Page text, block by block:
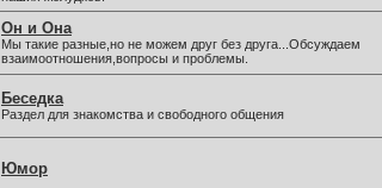
Он и Она
Мы такие разные,но не можем друг без друга...Обсуждаем
взаимоотношения,вопросы и проблемы.
Беседка
Раздел для знакомства и свободного общения
Юмор